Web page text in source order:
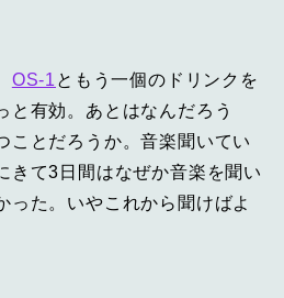
OS-1 ともう一個のドリンクを
と有効。あとはなんだろう
ことだろうか。音楽聞いてい
きて3日間はなぜか音楽を聞い
った。いやこれから聞けばよ